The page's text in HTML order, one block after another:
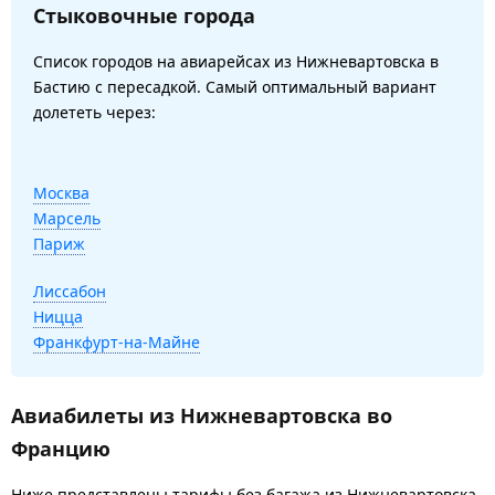
Стыковочные города
Список городов на авиарейсах из Нижневартовска в
Бастию с пересадкой. Самый оптимальный вариант
долететь через:
Москва
Марсель
Париж
Лиссабон
Ницца
Франкфурт-на-Майне
Авиабилеты из Нижневартовска во
Францию